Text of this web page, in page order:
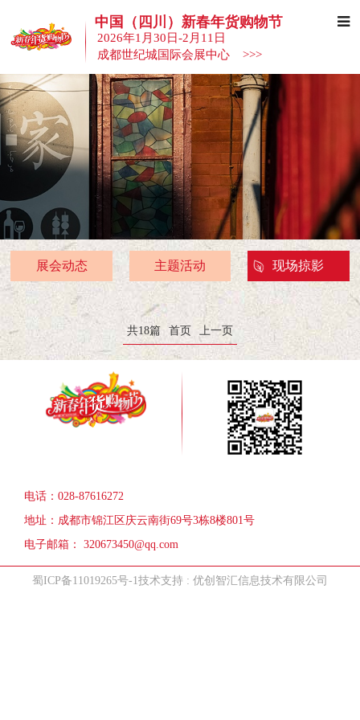
中国（四川）新春年货购物节
2026年1月30日-2月11日
成都世纪城国际会展中心 >>>
展会动态 主题活动 现场掠影
共18篇 首页 上一页
电话：028-87616272
地址：成都市锦江区庆云南街69号3栋8楼801号
电子邮箱： 320673450@qq.com
蜀ICP备11019265号-1 技术支持 : 优创智汇信息技术有限公司